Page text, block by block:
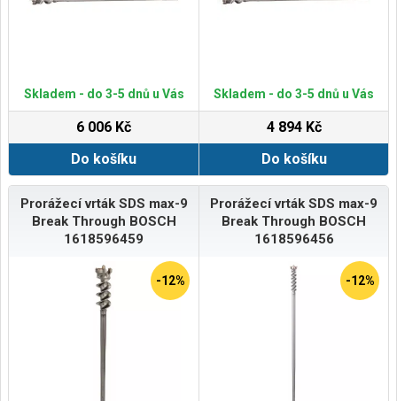
Skladem - do 3-5 dnů u Vás
6 006 Kč
Do košíku
Skladem - do 3-5 dnů u Vás
4 894 Kč
Do košíku
Prorážecí vrták SDS max-9
Break Through BOSCH
1618596459
-12%
Prorážecí vrták SDS max-9
Break Through BOSCH
1618596456
-12%